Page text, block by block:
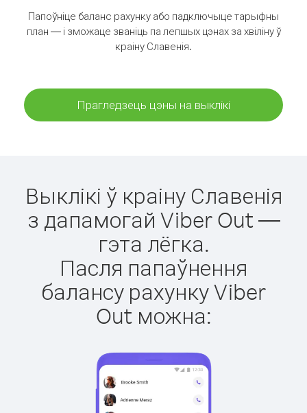
Папоўніце баланс рахунку або падключыце тарыфны
план — і зможаце званіць па лепшых цэнах за хвіліну ў
краіну Славенія.
Прагледзець цэны на выклікі
Выклікі ў краіну Славенія
з дапамогай Viber Out —
гэта лёгка.
Пасля папаўнення
балансу рахунку Viber
Out можна: